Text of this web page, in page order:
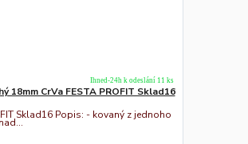
18mm CrVa FESTA PROFIT Sklad16
Sklad16 Popis: - kovaný z jednoho
Ihned-24h k odeslání 11 ks